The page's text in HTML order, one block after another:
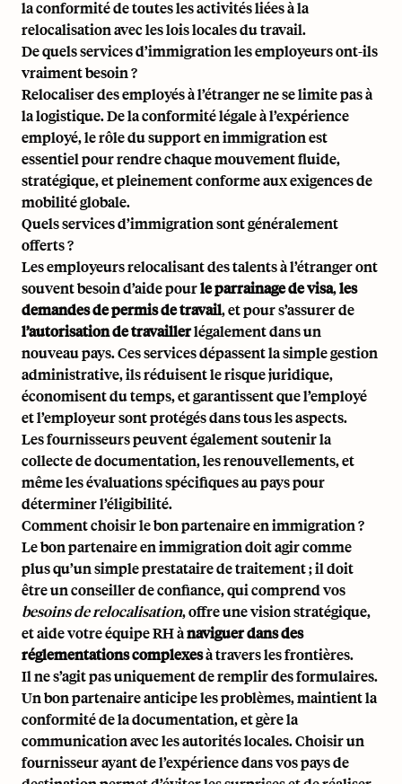
la conformité de toutes les activités liées à la
relocalisation avec les lois locales du travail.
De quels services d’immigration les employeurs ont-ils
vraiment besoin ?
Relocaliser des employés à l’étranger ne se limite pas à
la logistique. De la conformité légale à l’expérience
employé, le rôle du support en immigration est
essentiel pour rendre chaque mouvement fluide,
stratégique, et pleinement conforme aux exigences de
mobilité globale.
Quels services d’immigration sont généralement
offerts ?
Les employeurs relocalisant des talents à l’étranger ont
souvent besoin d’aide pourle parrainage de visa,les
demandes de permis de travail, et pour s’assurer de
l’autorisation de travaillerlégalement dans un
nouveau pays. Ces services dépassent la simple gestion
administrative, ils réduisent le risque juridique,
économisent du temps, et garantissent que l’employé
et l’employeur sont protégés dans tous les aspects.
Les fournisseurs peuvent également soutenir la
collecte de documentation, les renouvellements, et
même les évaluations spécifiques au pays pour
déterminer l’éligibilité.
Comment choisir le bon partenaire en immigration ?
Le bon partenaire en immigration doit agir comme
plus qu’un simple prestataire de traitement ; il doit
être un conseiller de confiance, qui comprend vos
besoins de relocalisation, offre une vision stratégique,
et aide votre équipe RH ànaviguer dans des
réglementations complexesà travers les frontières.
Il ne s’agit pas uniquement de remplir des formulaires.
Un bon partenaire anticipe les problèmes, maintient la
conformité de la documentation, et gère la
communication avec les autorités locales. Choisir un
fournisseur ayant de l’expérience dans vos pays de